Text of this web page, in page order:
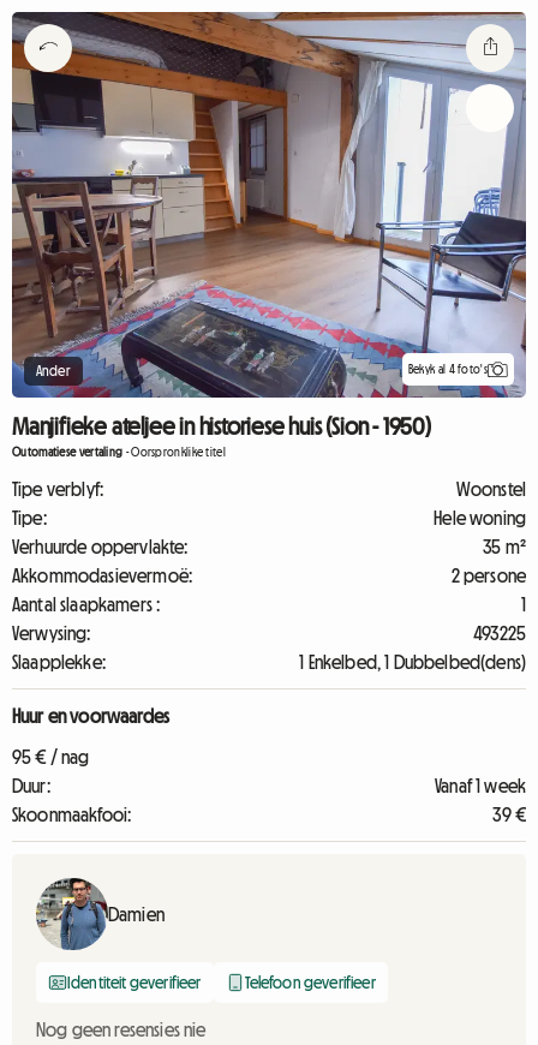
Ander Bekyk al 4 foto's
Manjifieke ateljee in historiese huis (Sion - 1950)
Outomatiese vertaling -Oorspronklike titel
Tipe verblyf:
Woonstel
Tipe:
Hele woning
Verhuurde oppervlakte:
35 m²
Akkommodasievermoë:
2 persone
Aantal slaapkamers :
1
Verwysing:
493225
Slaapplekke:
1 Enkelbed, 1 Dubbelbed(dens)
Huur en voorwaardes
95 € / nag
Duur:
Vanaf 1 week
Skoonmaakfooi:
39 €
Damien
Identiteit geverifieer Telefoon geverifieer
Nog geen resensies nie